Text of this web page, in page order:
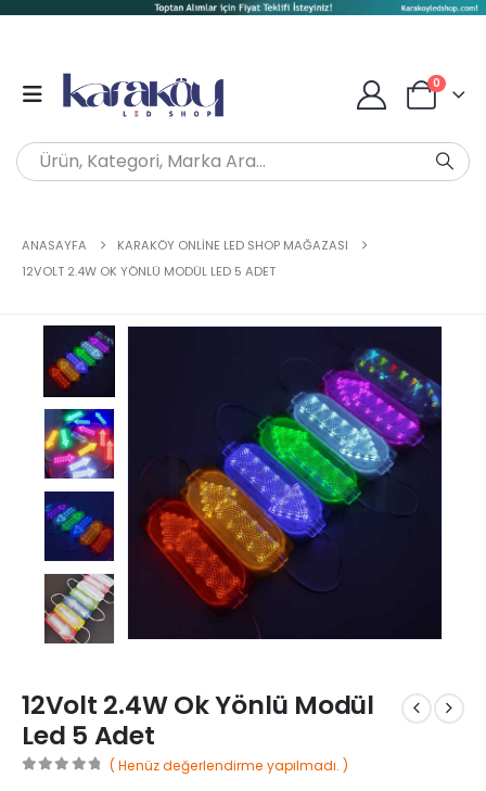
0
ANASAYFA
KARAKÖY ONLINE LED SHOP MAĞAZASI
12VOLT 2.4W OK YÖNLÜ MODÜL LED 5 ADET
12Volt 2.4W Ok Yönlü Modül
Led 5 Adet
( Henüz değerlendirme yapılmadı. )